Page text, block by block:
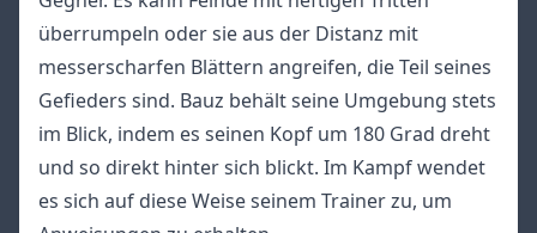
überrumpeln oder sie aus der Distanz mit
messerscharfen Blättern angreifen, die Teil seines
Gefieders sind. Bauz behält seine Umgebung stets
im Blick, indem es seinen Kopf um 180 Grad dreht
und so direkt hinter sich blickt. Im Kampf wendet
es sich auf diese Weise seinem Trainer zu, um